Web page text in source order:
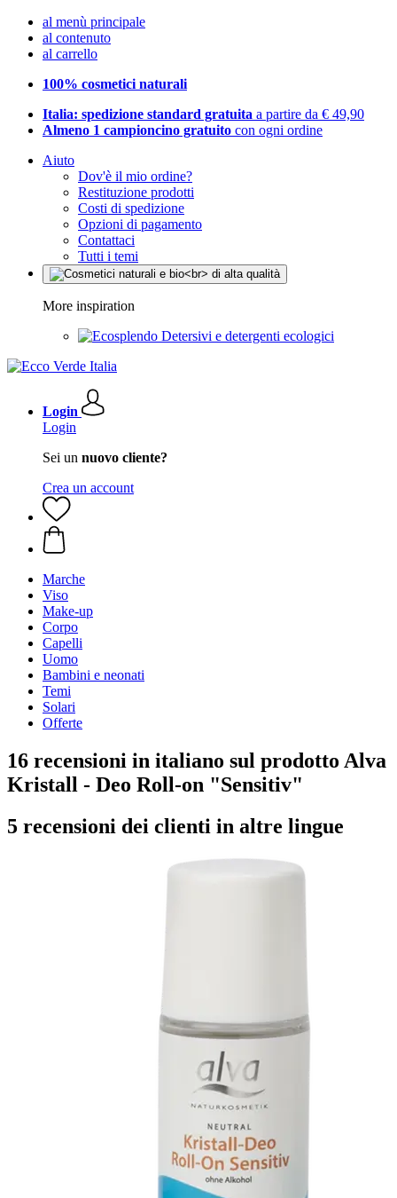
al menù principale
al contenuto
al carrello
100% cosmetici naturali
Italia: spedizione standard gratuita a partire da € 49,90
Almeno 1 campioncino gratuito con ogni ordine
Aiuto
Dov'è il mio ordine?
Restituzione prodotti
Costi di spedizione
Opzioni di pagamento
Contattaci
Tutti i temi
More inspiration
Detersivi e detergenti ecologici
Login
Login
Sei un nuovo cliente?
Crea un account
Marche
Viso
Make-up
Corpo
Capelli
Uomo
Bambini e neonati
Temi
Solari
Offerte
16 recensioni in italiano sul prodotto Alva
Kristall - Deo Roll-on "Sensitiv"
5 recensioni dei clienti in altre lingue